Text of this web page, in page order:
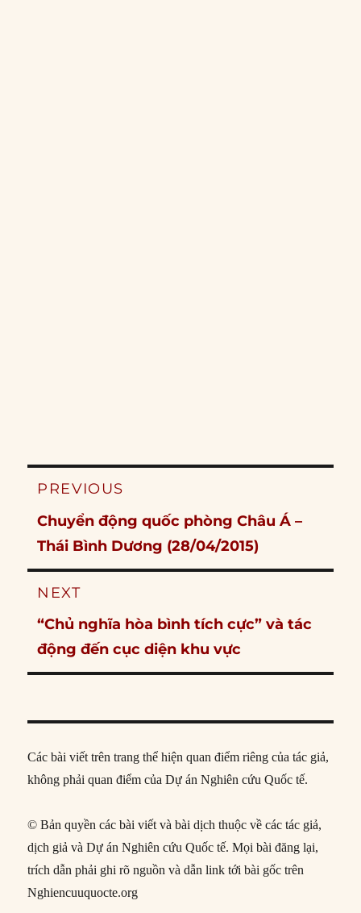
Post
PREVIOUS
Previous
post:
Chuyển động quốc phòng Châu Á –
Thái Bình Dương (28/04/2015)
NEXT
Next
post:
“Chủ nghĩa hòa bình tích cực” và tác
động đến cục diện khu vực
Các bài viết trên trang thể hiện quan điểm riêng của tác giả,
không phải quan điểm của Dự án Nghiên cứu Quốc tế.
© Bản quyền các bài viết và bài dịch thuộc về các tác giả,
dịch giả và Dự án Nghiên cứu Quốc tế. Mọi bài đăng lại,
trích dẫn phải ghi rõ nguồn và dẫn link tới bài gốc trên
Nghiencuuquocte.org